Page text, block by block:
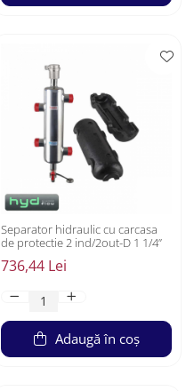
Separator hidraulic cu carcasa
de protectie 2 ind/2out-D 1 1/4”
736,44 Lei
Adaugă în coș